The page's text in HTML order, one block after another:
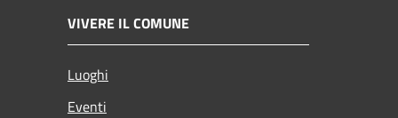
VIVERE IL COMUNE
Luoghi
Eventi